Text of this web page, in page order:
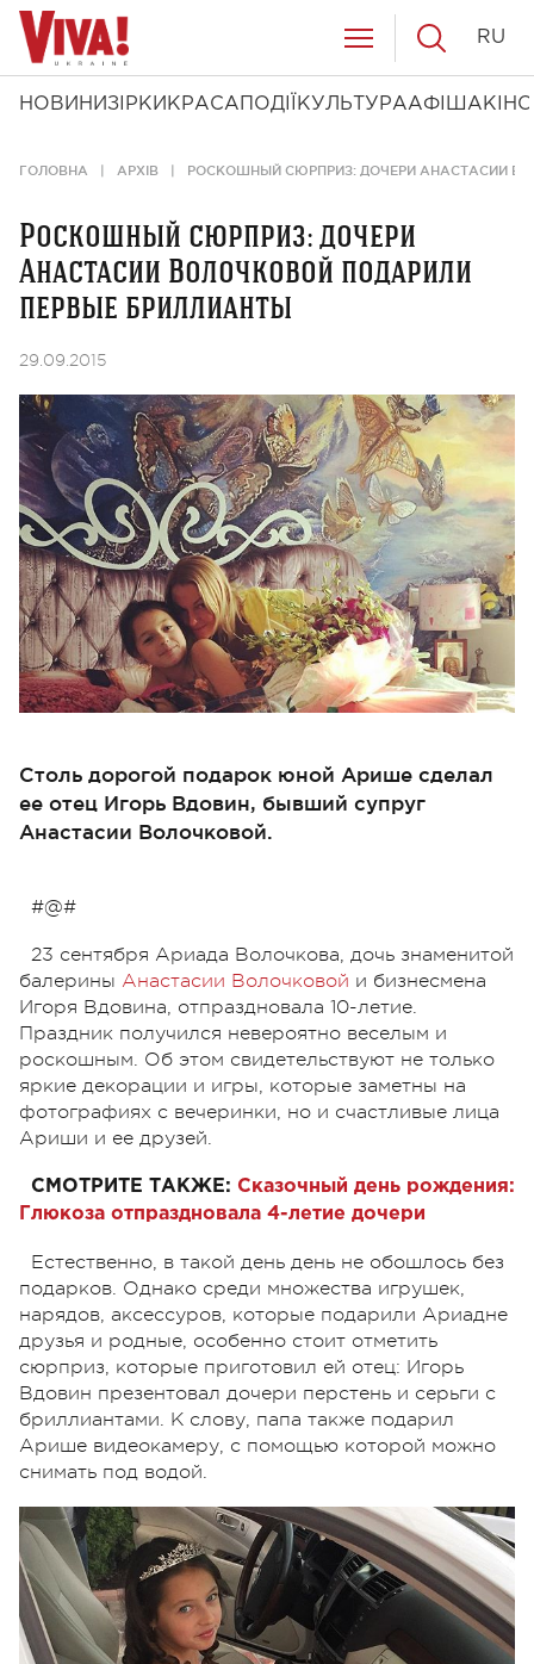
НОВИНИ ЗІРКИ КРАСА ПОДІЇ КУЛЬТУРААФІША КІНО
RU
ГОЛОВНА АРХІВ РОСКОШНЫЙ СЮРПРИЗ: ДОЧЕРИ АНАСТАСИИ
Роскошный сюрприз: дочери
Анастасии Волочковой подарили
первые бриллианты
29.09.2015
Столь дорогой подарок юной Арише сделал
ее отец Игорь Вдовин, бывший супруг
Анастасии Волочковой.
#@#
23 сентября Ариада Волочкова, дочь знаменитой
балерины Анастасии Волочковой и бизнесмена
Игоря Вдовина, отпраздновала 10-летие.
Праздник получился невероятно веселым и
роскошным. Об этом свидетельствуют не только
яркие декорации и игры, которые заметны на
фотографиях с вечеринки, но и счастливые лица
Ариши и ее друзей.
СМОТРИТЕ ТАКЖЕ: Сказочный день рождения:
Глюкоза отпраздновала 4-летие дочери
Естественно, в такой день день не обошлось без
подарков. Однако среди множества игрушек,
нарядов, аксессуров, которые подарили Ариадне
друзья и родные, особенно стоит отметить
сюрприз, которые приготовил ей отец: Игорь
Вдовин презентовал дочери перстень и серьги с
бриллиантами. К слову, папа также подарил
Арише видеокамеру, с помощью которой можно
снимать под водой.